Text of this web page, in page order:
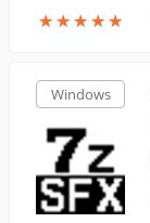
★★★★★
★★★★★
Windows